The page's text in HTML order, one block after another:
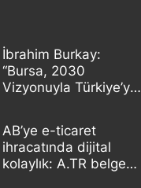
İbrahim Burkay:
“Bursa, 2030
Vizyonuyla Türkiye’yi
AB’ye e-ticaret
ihracatında dijital
kolaylık: A.TR belgesi